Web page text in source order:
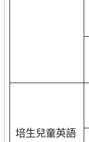
培生兒童英語